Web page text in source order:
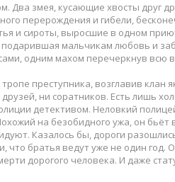
Два змея, кусающие хвосты друг
перерождения и гибели,
и сироты, выросшие в одном
мальчикам любовь и
одним махом перечеркнув всю
преступника, возглавив клан
ни соратников. Есть лишь
детективом. Неловкий
на безобидного ужа, он бьёт
Казалось бы, дороги
братья ведут уже не один год.
дорогого человека. И даже